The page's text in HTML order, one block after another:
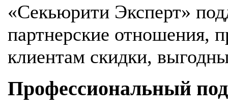
«Секьюрити Эксперт»
партнерские отношения,
клиентам скидки,
Профессиональный